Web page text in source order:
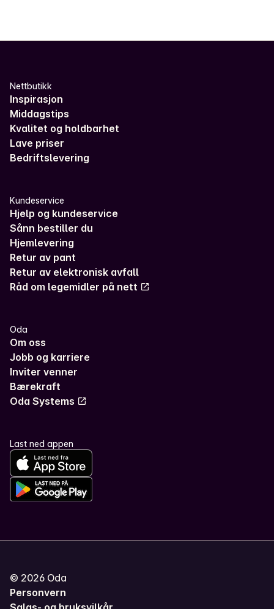
Nettbutikk
Inspirasjon
Middagstips
Kvalitet og holdbarhet
Lave priser
Bedriftslevering
Kundeservice
Hjelp og kundeservice
Sånn bestiller du
Hjemlevering
Retur av pant
Retur av elektronisk avfall
Råd om legemidler på nett
Oda
Om oss
Jobb og karriere
Inviter venner
Bærekraft
Oda Systems
Last ned appen
© 2026 Oda
Personvern